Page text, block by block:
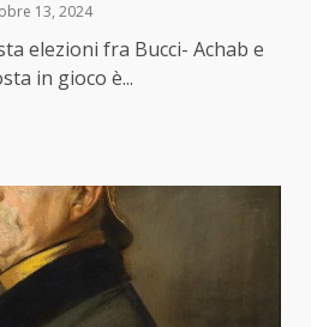
13, 2024
elezioni fra Bucci- Achab e
in gioco è...